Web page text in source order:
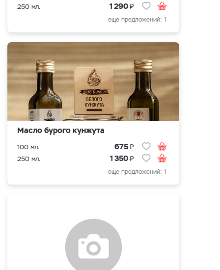
250 мл. 1 290₽
еще предложений: 1
Масло бурого кунжута
100 мл. 675₽
250 мл. 1 350₽
еще предложений: 1